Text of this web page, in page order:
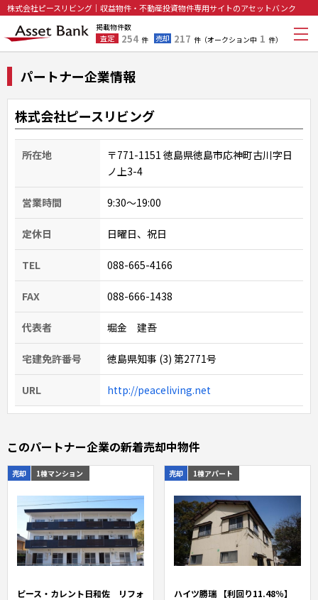
株式会社ピースリビング｜収益物件・不動産投資物件専用サイトのアセットバンク
掲載物件数
査定
254 件 売却 217 件（オークション中 1 件）
パートナー企業情報
株式会社ピースリビング
所在地
〒771-1151 徳島県徳島市応神町古川字日
ノ上3-4
営業時間 9:30〜19:00
定休日 日曜日、祝日
TEL 088-665-4166
FAX 088-666-1438
代表者 堀金 建吾
宅建免許番号 徳島県知事 (3) 第2771号
URL http://peaceliving.net
このパートナー企業の新着売却中物件
売却 1棟マンション
ピース・カレント日和佐 リフォ
売却 1棟アパート
ハイツ勝瑞 【利回り11.48％】